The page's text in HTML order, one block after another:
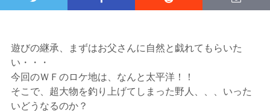
遊びの継承、まずはお父さんに自然と戯れてもらいた
い・・・
今回のＷＦのロケ地は、なんと太平洋！！
そこで、超大物を釣り上げてしまった野人、、、いった
いどうなるのか？